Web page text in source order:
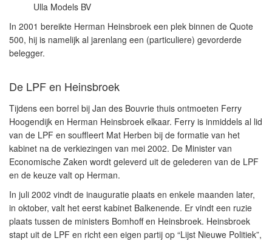
Ulla Models BV
In 2001 bereikte Herman Heinsbroek een plek binnen de Quote
500, hij is namelijk al jarenlang een (particuliere) gevorderde
belegger.
De LPF en Heinsbroek
Tijdens een borrel bij Jan des Bouvrie thuis ontmoeten Ferry
Hoogendijk en Herman Heinsbroek elkaar. Ferry is inmiddels al lid
van de LPF en souffleert Mat Herben bij de formatie van het
kabinet na de verkiezingen van mei 2002. De Minister van
Economische Zaken wordt geleverd uit de gelederen van de LPF
en de keuze valt op Herman.
In juli 2002 vindt de inauguratie plaats en enkele maanden later,
in oktober, valt het eerst kabinet Balkenende. Er vindt een ruzie
plaats tussen de ministers Bomhoff en Heinsbroek. Heinsbroek
stapt uit de LPF en richt een eigen partij op “Lijst Nieuwe Politiek”,